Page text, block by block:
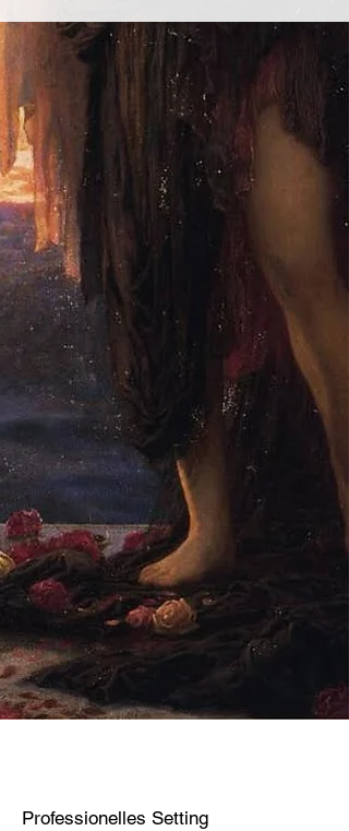
Professionelles Setting